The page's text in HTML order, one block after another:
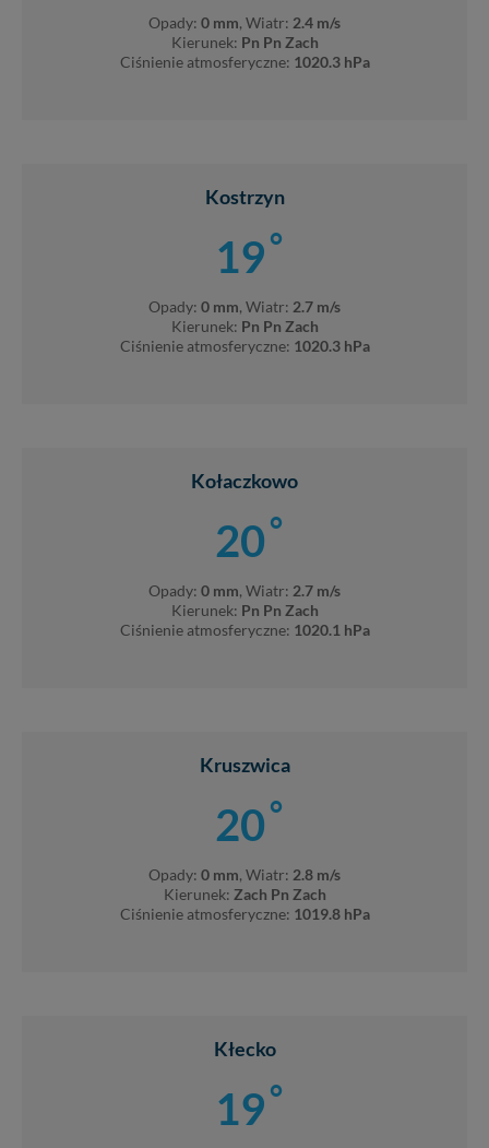
Opady: 0 mm, Wiatr: 2.4 m/s
Kierunek: Pn Pn Zach
Ciśnienie atmosferyczne: 1020.3 hPa
Kostrzyn
19°
Opady: 0 mm, Wiatr: 2.7 m/s
Kierunek: Pn Pn Zach
Ciśnienie atmosferyczne: 1020.3 hPa
Kołaczkowo
20°
Opady: 0 mm, Wiatr: 2.7 m/s
Kierunek: Pn Pn Zach
Ciśnienie atmosferyczne: 1020.1 hPa
Kruszwica
20°
Opady: 0 mm, Wiatr: 2.8 m/s
Kierunek: Zach Pn Zach
Ciśnienie atmosferyczne: 1019.8 hPa
Kłecko
19°